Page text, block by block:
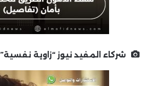
شركاء المفيد نيوز “زاوية نفسية”